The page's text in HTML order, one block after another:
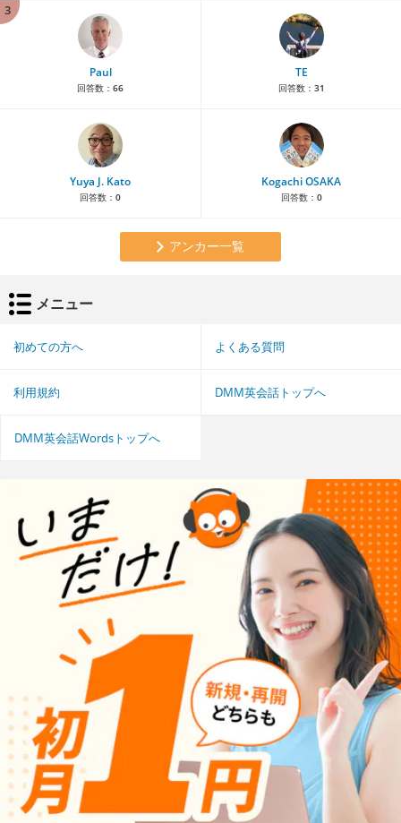
3
Paul
回答数： 66
TE
回答数： 31
Yuya J. Kato
回答数： 0
Kogachi OSAKA
回答数： 0
アンカー一覧
メニュー
初めての方へ よくある質問
利用規約 DMM英会話トップへ
DMM英会話Wordsトップへ